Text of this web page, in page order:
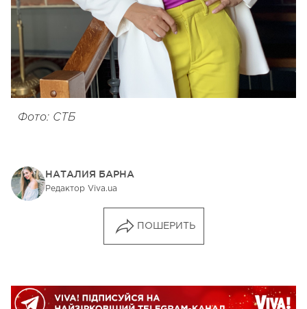
Фото: СТБ
НАТАЛИЯ БАРНА
Редактор Viva.ua
ПОШЕРИТЬ